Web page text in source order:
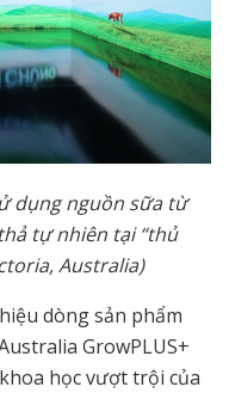
dụng nguồn sữa từ
tự nhiên tại “thủ
Australia)
dòng sản phẩm
GrowPLUS+
học vượt trội của